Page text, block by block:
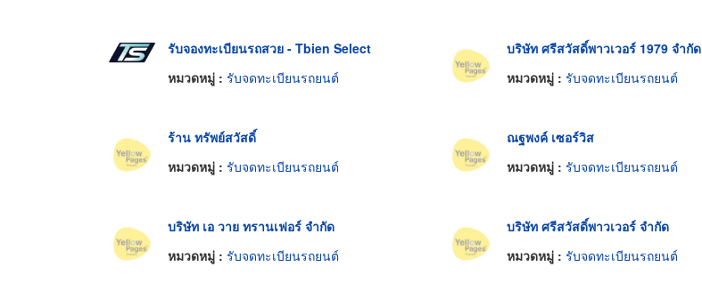
รับจองทะเบียนรถสวย - Tbien Select
หมวดหมู่ : รับจดทะเบียนรถยนต์
บริษัท ศรีสวัสดิ์พาวเวอร์ 1979 จำกัด
หมวดหมู่ : รับจดทะเบียนรถยนต์
ร้าน ทรัพย์สวัสดิ์
หมวดหมู่ : รับจดทะเบียนรถยนต์
ณฐพงค์ เซอร์วิส
หมวดหมู่ : รับจดทะเบียนรถยนต์
บริษัท เอ วาย ทรานเฟอร์ จำกัด
หมวดหมู่ : รับจดทะเบียนรถยนต์
บริษัท ศรีสวัสดิ์พาวเวอร์ จำกัด
หมวดหมู่ : รับจดทะเบียนรถยนต์